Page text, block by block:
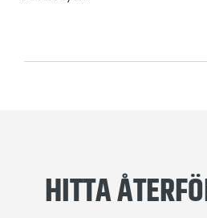
HITTA